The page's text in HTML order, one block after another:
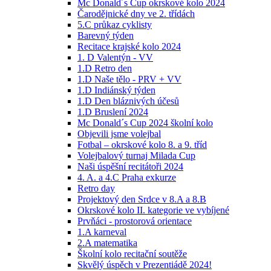
Mc Donald´s Cup okrskové kolo 2024
Čarodějnické dny ve 2. třídách
5.C průkaz cyklisty
Barevný týden
Recitace krajské kolo 2024
1. D Valentýn - VV
1.D Retro den
1.D Naše tělo - PRV + VV
1.D Indiánský týden
1.D Den bláznivých účesů
1.D Bruslení 2024
Mc Donald´s Cup 2024 školní kolo
Objevili jsme volejbal
Fotbal – okrskové kolo 8. a 9. tříd
Volejbalový turnaj Milada Cup
Naši úspěšní recitátoři 2024
4. A. a 4.C Praha exkurze
Retro day
Projektový den Srdce v 8.A a 8.B
Okrskové kolo II. kategorie ve vybíjené
Prvňáci - prostorová orientace
1.A karneval
2.A matematika
Školní kolo recitační soutěže
Skvělý úspěch v Prezentiádě 2024!